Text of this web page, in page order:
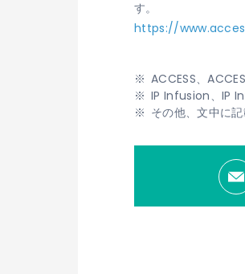
す。
https://
ACCESS、
IP Infusion、IP
その他、文中に